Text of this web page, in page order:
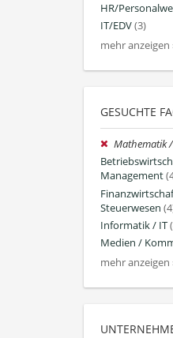
HR/
IT/EDV(3)
mehr anzeigen
GESUCHTE
Mathematik
Management
Steuerwesen
Informatik / IT
Medien /
mehr anzeigen